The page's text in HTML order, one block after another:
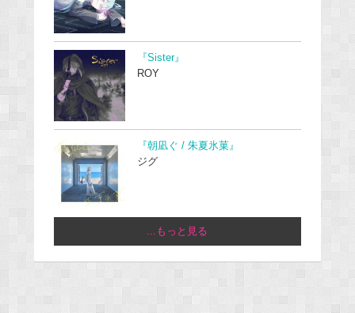
『Sister』
ROY
『朝凪ぐ / 朱夏氷菓』
ジグ
...もっと見る